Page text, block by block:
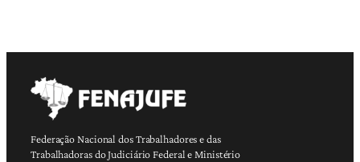
Federação Nacional dos Trabalhadores e das
Trabalhadoras do Judiciário Federal e Ministério